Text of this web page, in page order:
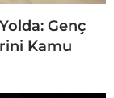
Genç
Kamu